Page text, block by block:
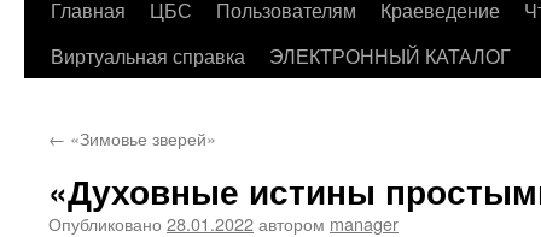
Перейти
Главная ЦБС Пользователям Краеведение
Виртуальная справка
ЭЛЕКТРОННЫЙ КАТАЛОГ
← «Зимовье зверей»
«Духовные истины
Опубликовано 28.01.2022автором manager